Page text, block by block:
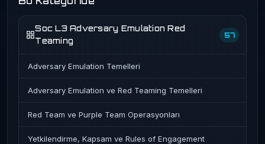
Soc L3 Adversary Emulation Red
Teaming
57
Adversary Emulation Temelleri
Adversary Emulation ve Red Teaming Temelleri
Red Team ve Purple Team Operasyonları
Yetkilendirme, Kapsam ve Rules of Engagement